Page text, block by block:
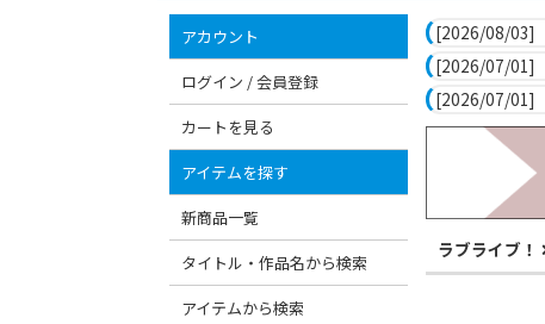
アカウント
ログイン / 会員登録
カートを見る
アイテムを探す
新商品一覧
タイトル・作品名から検索
アイテムから検索
[2026/08/03]
[2026/07/01]
[2026/07/01]
ラブライブ！